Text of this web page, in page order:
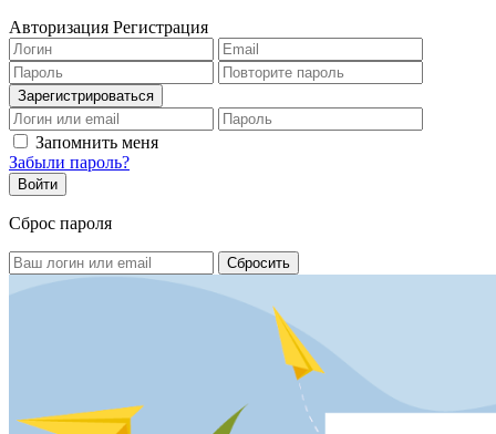
Авторизация Регистрация
Запомнить меня
Забыли пароль?
Сброс пароля